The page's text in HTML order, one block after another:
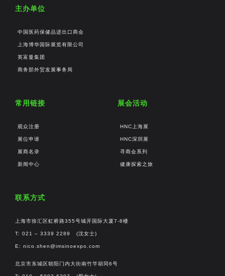
主办单位
中国医药保健品进出口商会
上海博华国际展览有限公司
英富曼集团
商务部外贸发展事务局
常用链接
观众注册
展位申请
展商名录
新闻中心
展会活动
HNC上海展
HNC深圳展
寻商会系列
健康探索之旅
联系方式
上海市徐汇区虹桥路355号城开国际大厦7-8楼
T: 021 – 3339 2289 (沈女士)
E: nico.shen@imsinoexpo.com
北京市东城区朝阳门内大街南竹竿胡同6号